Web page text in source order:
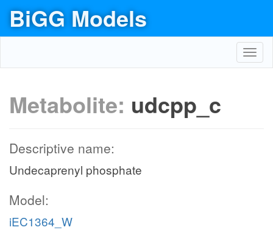
BiGG Models
Metabolite: udcpp_c
Descriptive name:
Undecaprenyl phosphate
Model:
iEC1364_W